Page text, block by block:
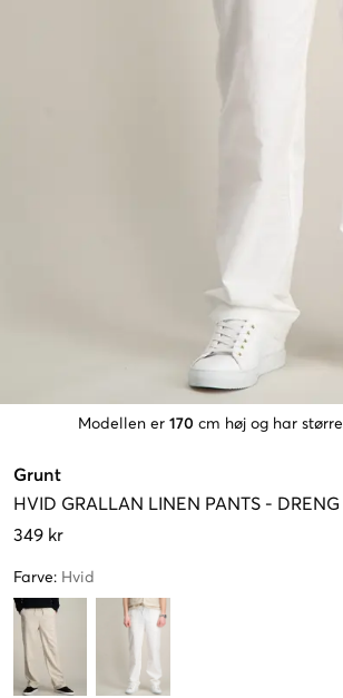
Modellen er 170 cm høj og har
Grunt
HVID GRALLAN LINEN PANTS - DRENG
349 kr
Farve: Hvid